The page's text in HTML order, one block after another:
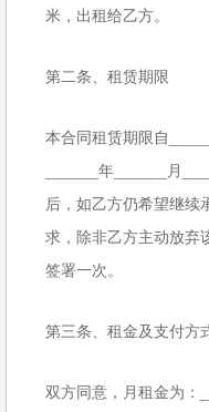
米，出租给乙方。
第二条、租赁期限
本合同租赁期限自
______年______月
后，如乙方仍希望继续
求，除非乙方主动放弃
签署一次。
第三条、租金及支付方
双方同意，月租金为：